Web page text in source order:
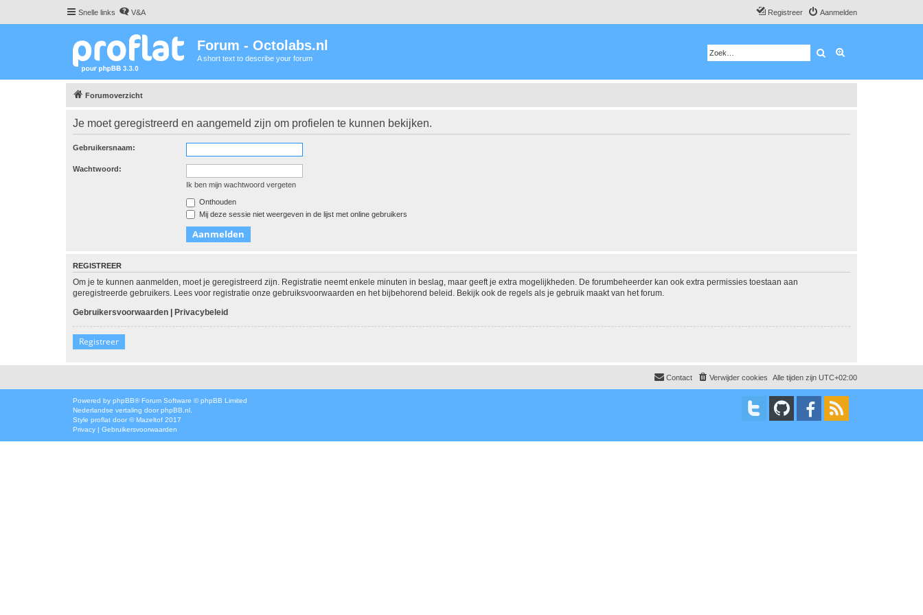
Snelle links V&A Aanmelden
Registreer
Forum - Octolabs.nl
A short text to describe your forum Zoek
Forumoverzicht
Je moet geregistreerd en aangemeld zijn om profielen te kunnen bekijken.
Gebruikersnaam:
Wachtwoord:
Ik ben mijn wachtwoord vergeten
Onthouden
Mij deze sessie niet weergeven in de lijst met online gebruikers
REGISTREER
Om je te kunnen aanmelden, moet je geregistreerd zijn. Registratie neemt enkele minuten in beslag, maar geeft je extra mogelijkheden. De forumbeheerder kan ook extra permissies toestaan aan
geregistreerde gebruikers. Lees voor registratie onze gebruiksvoorwaarden en het bijbehorend beleid. Bekijk ook de regels als je gebruik maakt van het forum.
Gebruikersvoorwaarden | Privacybeleid
Registreer
Alle tijden zijn UTC+02:00
Verwijder cookies
Contact
Powered by phpBB® Forum Software © phpBB Limited
Nederlandse vertaling door phpBB.nl
Style proflat door ©Mazeltof 2017
Privacy | Gebruikersvoorwaarden